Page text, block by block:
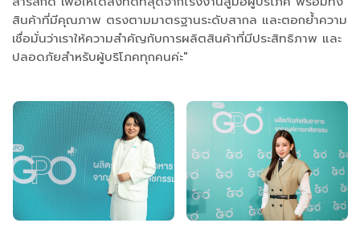
สินค้าที่มีคุณภาพ ตรงตามมาตรฐานระดับสากล และตอกย้ำความ
เชื่อมั่นว่าเราให้ความสำคัญกับการผลิตสินค้าที่มีประสิทธิภาพ และ
ปลอดภัยสำหรับผู้บริโภคทุกคนค่ะ"